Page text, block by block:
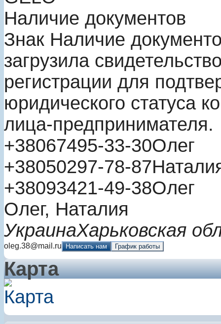
Наличие документов
Знак Наличие
загрузила
регистрации для
юридического статуса
лица-предпринимателя.
+38067495-33-30Олег
+38050297-78-87
+38093421-49-38Олег
Олег, Наталия
УкраинаХарьковская
oleg.38@mail.ru Написать нам График работы
Карта